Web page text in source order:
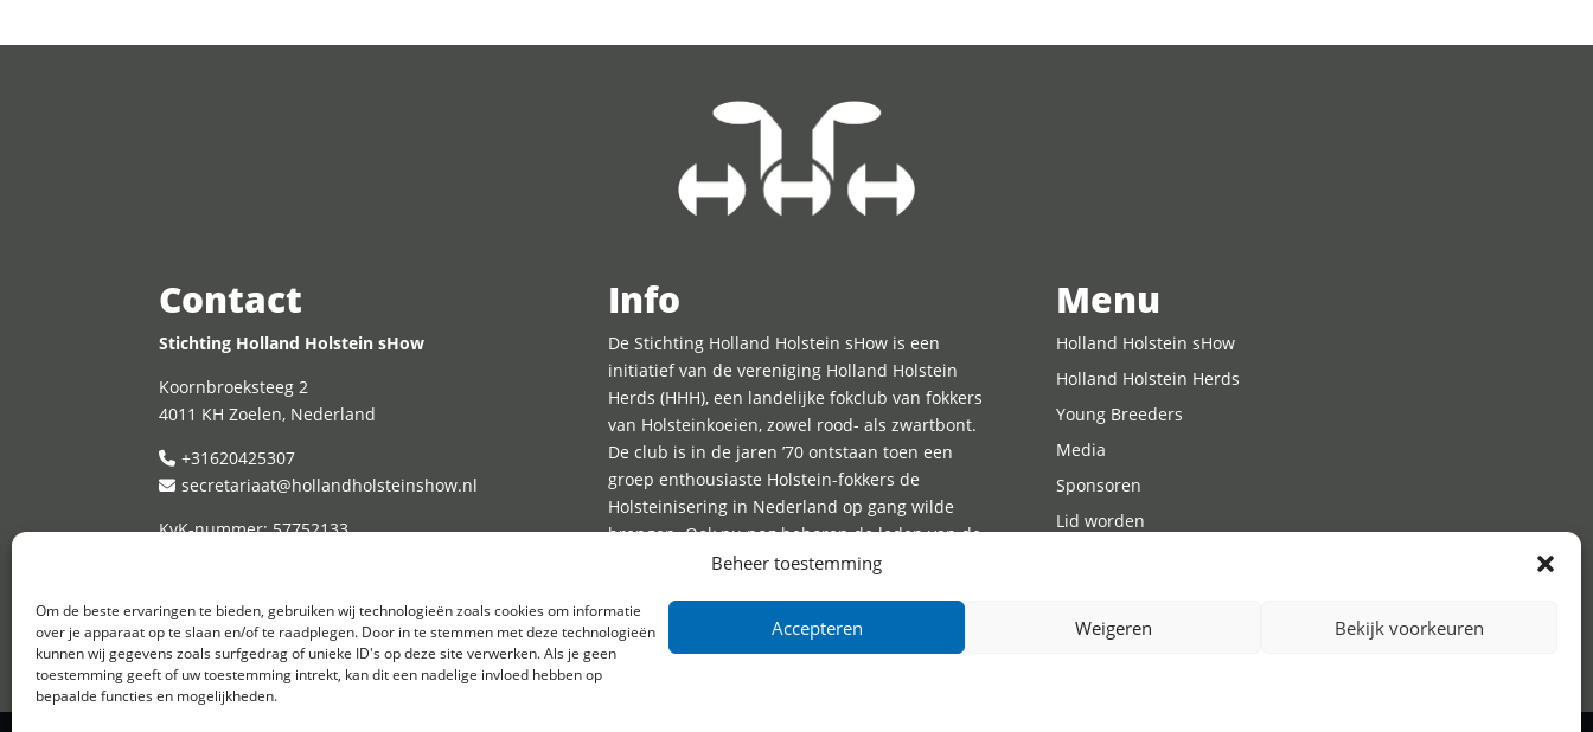
Beheer toestemming
Om de beste ervaringen te bieden, gebruiken wij technologieën zoals cookies om informatie
over je apparaat op te slaan en/of te raadplegen. Door in te stemmen met deze technologieën
kunnen wij gegevens zoals surfgedrag of unieke ID's op deze site verwerken. Als je geen
toestemming geeft of uw toestemming intrekt, kan dit een nadelige invloed hebben op
bepaalde functies en mogelijkheden.
Accepteren Weigeren Bekijk voorkeuren
Contact
Stichting Holland Holstein sHow
Koornbroeksteeg 2
4011 KH Zoelen, Nederland
+31620425307
secretariaat@hollandholsteinshow.nl
KvK-nummer: 57752133
Info
De Stichting Holland Holstein sHow is een
initiatief van de vereniging Holland Holstein
Herds (HHH), een landelijke fokclub van fokkers
van Holsteinkoeien, zowel rood- als zwartbont.
De club is in de jaren ’70 ontstaan toen een
groep enthousiaste Holstein-fokkers de
Holsteinisering in Nederland op gang wilde
brengen. Ook nu nog behoren de leden van de
HHH tot de absolute top van de Nederlandse
kunnen nemen aan de Holland Holstein sHow
dient u lid te zijn van de HHH.
Menu
Holland Holstein sHow
Holland Holstein Herds
Young Breeders
Media
Sponsoren
Lid worden